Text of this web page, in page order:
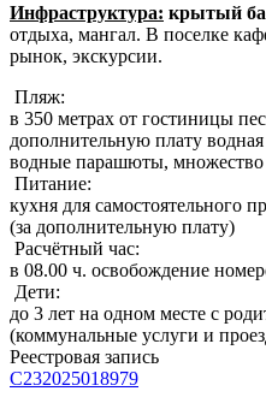
Инфраструктура: крытый
отдыха, мангал. В поселке
рынок, экскурсии.
Пляж:
в 350 метрах от гостиницы
дополнительную плату
водные парашюты, множество
Питание:
кухня для самостоятельного
(за дополнительную плату)
Расчётный час:
в 08.00 ч. освобождение
Дети:
до 3 лет на одном месте с
(коммунальные услуги и
Реестровая запись
С232025018979